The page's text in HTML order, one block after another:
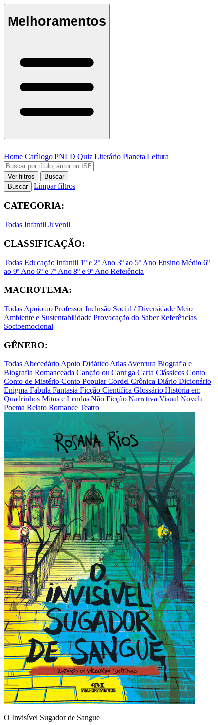
Melhoramentos
Home Catálogo PNLD Quiz Literário Planeta Leitura
Ver filtros
Buscar
Buscar
Limpar filtros
CATEGORIA:
Todas Infantil Juvenil
CLASSIFICAÇÃO:
Todas Educação Infantil 1º e 2º Ano 3º ao 5º Ano Ensino Médio 6º
ao 9º Ano 6º e 7º Ano 8º e 9º Ano Referência
MACROTEMA:
Todas Apoio ao ProfessorInclusão Social / Diversidade Meio
Ambiente e Sustentabilidade Provocação do SaberReferências
Socioemocional
GÊNERO:
TodasAbecedárioApoio DidáticoAtlasAventura Biografia e
Biografia Romanceada Canção ou Cantiga Carta Clássicos Conto
Conto de Mistério Conto PopularCordel Crônica Diário Dicionário
Enigma Fábula Fantasia Ficção Científica Glossário História em
Quadrinhos Mitos e Lendas Não Ficção Narrativa Visual Novela
Poema Relato Romance Teatro
O Invisível Sugador de Sangue